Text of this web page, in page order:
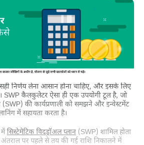
निर्णय लेना आसान होना चाहिए, और इसके लिए
कैलकुलेटर ऐसा ही एक उपयोगी टूल है, जो
(SWP) की कार्यप्रणाली को समझने और इन्वेस्टमेंट
में सहायता करता है।
सिस्टेमेटिक विदड्रॉअल प्लान (SWP) शामिल होता
अंतराल पर पहले से तय की गई राशि निकालने में